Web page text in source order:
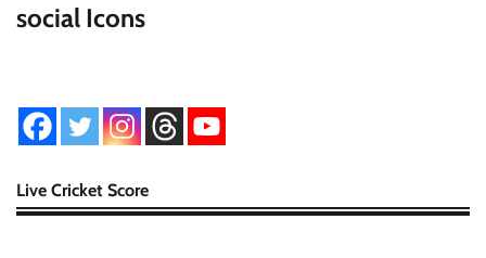
social Icons
Live Cricket Score